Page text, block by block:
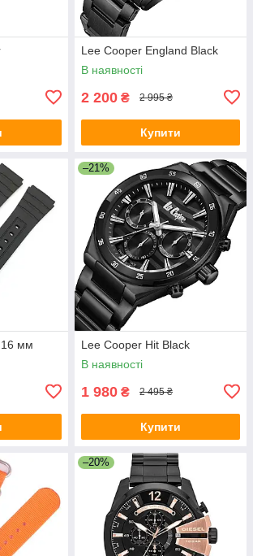
Lee Cooper England Black
В наявності
2 200 ₴ 2 995 ₴
Купити
16 мм
–21%
Lee Cooper Hit Black
В наявності
1 980 ₴ 2 495 ₴
Купити
–20%